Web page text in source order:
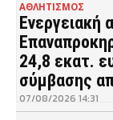
ΑΘΛΗΤΙΣΜΟΣ
Ενεργειακή
24,8 εκατ.
σύμβασης
07/08/2026 14:31